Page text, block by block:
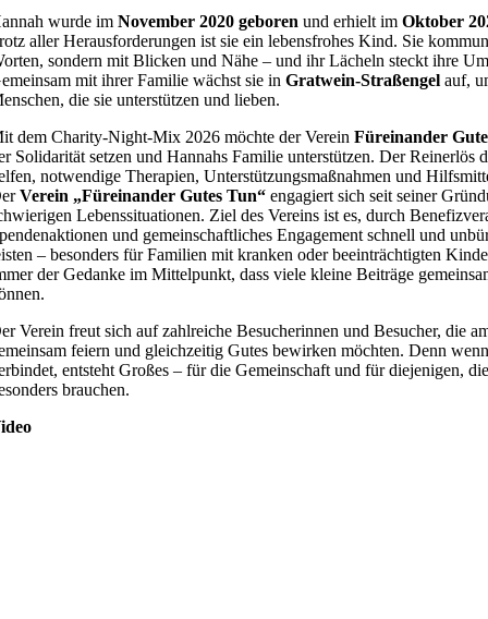
wurde im November 2020 geboren und erhielt im Oktober
aller Herausforderungen ist sie ein lebensfrohes Kind. Sie
sondern mit Blicken und Nähe – und ihr Lächeln steckt ihre
mit ihrer Familie wächst sie in Gratwein-Straßengel auf,
die sie unterstützen und lieben.
dem Charity-Night-Mix 2026 möchte der Verein Füreinander
Solidarität setzen und Hannahs Familie unterstützen. Der Reinerlös
notwendige Therapien, Unterstützungsmaßnahmen und
Verein „Füreinander Gutes Tun“ engagiert sich seit seiner
Lebenssituationen. Ziel des Vereins ist es, durch
und gemeinschaftliches Engagement schnell und
– besonders für Familien mit kranken oder beeinträchtigten
der Gedanke im Mittelpunkt, dass viele kleine Beiträge
Verein freut sich auf zahlreiche Besucherinnen und Besucher, die
feiern und gleichzeitig Gutes bewirken möchten. Denn
entsteht Großes – für die Gemeinschaft und für diejenigen,
brauchen.